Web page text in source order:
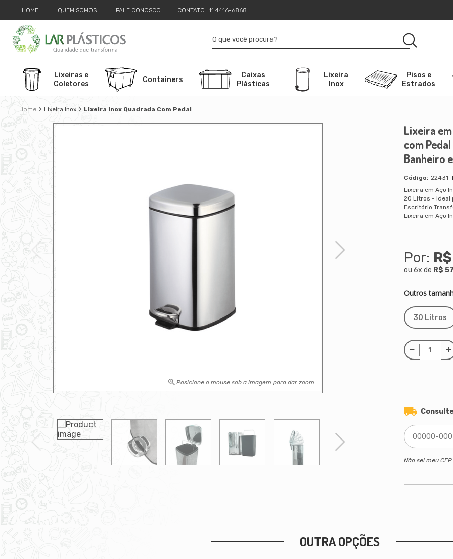
HOME QUEM SOMOS FALE CONOSCO CONTATO: 11 4416-6868
Lixeiras e
Coletores
Containers
Caixas
Plásticas
Lixeira
Inox
Pisos e
Estrados
Lixeira Inox Lixeira Inox Quadrada Com Pedal
Posicione o mouse sob a imagem para dar zoom
Lixeira
com
Banheiro
22431
Lixeira em Aço
20 Litros - Ideal
Escritório
Lixeira em Aço
Por:
ou 6x de R$
Outros
30 Litros
Não sei meu CEP
OUTRA OPÇÕES